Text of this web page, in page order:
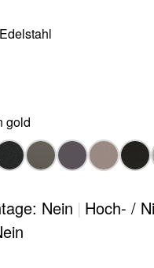
Edelstahl
gold
Nein | Hoch- /